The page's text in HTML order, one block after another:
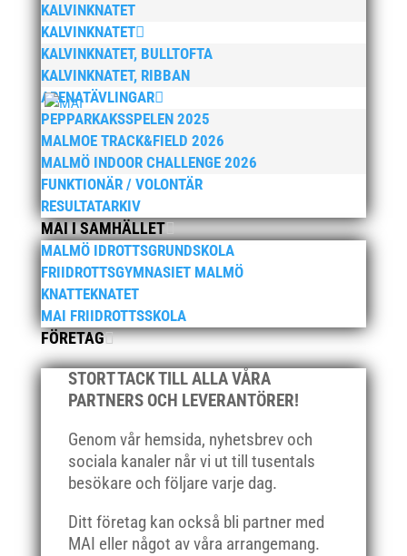
KALVINKNATET
KALVINKNATET
KALVINKNATET, BULLTOFTA
KALVINKNATET, RIBBAN
ARENATÄVLINGAR
PEPPARKAKSSPELEN 2025
MALMOE TRACK&FIELD 2026
MALMÖ INDOOR CHALLENGE 2026
FUNKTIONÄR / VOLONTÄR
RESULTATARKIV
MAI I SAMHÄLLET
MALMÖ IDROTTSGRUNDSKOLA
FRIIDROTTSGYMNASIET MALMÖ
KNATTEKNATET
MAI FRIIDROTTSSKOLA
FÖRETAG
STORT TACK TILL ALLA VÅRA
PARTNERS OCH LEVERANTÖRER!
Genom vår hemsida, nyhetsbrev och
sociala kanaler når vi ut till tusentals
besökare och följare varje dag.
Ditt företag kan också bli partner med
MAI eller något av våra arrangemang.
mars 2022
januari 2022
december 2021
november 2021
oktober 2021
september 2021
juni 2021
maj 2021
april 2021
mars 2021
februari 2021
december 2020
november 2020
oktober 2020
september 2020
juni 2020
april 2020
februari 2020